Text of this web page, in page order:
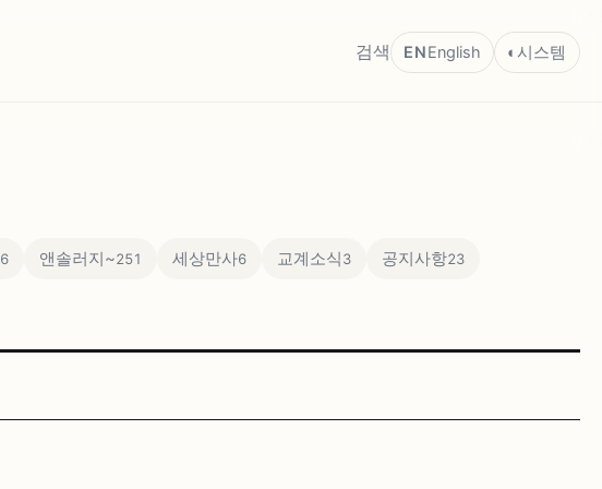
검색 ENEnglish ◐ 시스템
6 앤솔러지~251 세상만사6 교계소식3 공지사항23